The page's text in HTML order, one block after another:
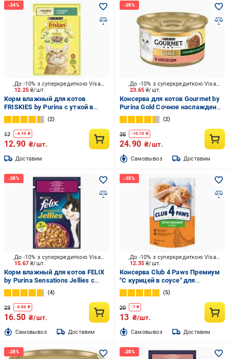
12.25₴/шт.
До -10% з суперкредиткою Visa Вигода
Корм влажный для котов
FRISKIES by Purina с уткой в
подливке 85 г
2
17 -4.10 ₴
12.90 ₴/шт.
Доставим
23.65₴/шт.
До -10% з суперкредиткою Visa Вигода
Консерва для котов Gourmet by
Purina Gold Сочное наслаждение
с лососем 85 г
2
35 -10.10 ₴
24.90 ₴/шт.
Cамовывоз Доставим
15.67₴/шт.
До -10% з суперкредиткою Visa Вигода
Корм влажный для котов FELIX
by Purina Sensations Jellies с
уткой и шпинатом в желе 85 г
4
23 -6.50 ₴
16.50 ₴/шт.
Cамовывоз Доставим
12.35₴/шт.
До -10% з суперкредиткою Visa Вигода
Консерва Club 4 Paws Премиум
"С курицей в соусе" для
взрослых кошек 85 г
5
20 -7₴
13 ₴/шт.
Cамовывоз Доставим